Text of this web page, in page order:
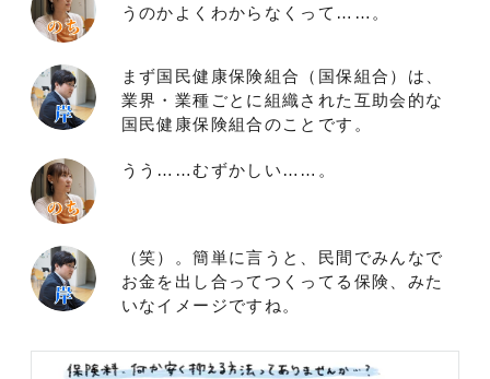
うのかよくわからなくって……。
まず国民健康保険組合（国保組合）は、
業界・業種ごとに組織された互助会的な
国民健康保険組合のことです。
うう……むずかしい……。
（笑）。簡単に言うと、民間でみんなで
お金を出し合ってつくってる保険、みた
いなイメージですね。